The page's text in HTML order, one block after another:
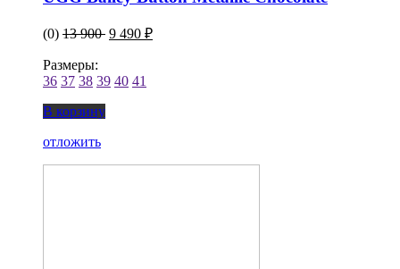
(0) 13 900 9 490 ₽
Размеры:
36 37 38 39 40 41
В корзину
отложить